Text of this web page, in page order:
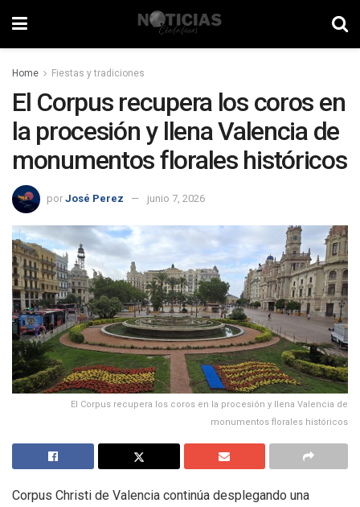
Home Fiestas y tradiciones
El Corpus recupera los coros en
la procesión y llena Valencia de
monumentos florales históricos
por José Perez junio 7, 2026
El Corpus recupera los coros en la procesión y llena Valencia de
monumentos florales históricos
Corpus Christi de Valencia continúa desplegando una